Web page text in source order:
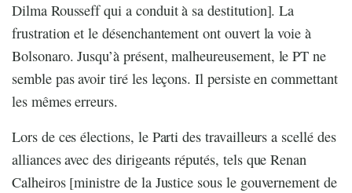
Dilma Rousseff qui a conduit à sa destitution]. La
frustration et le désenchantement ont ouvert la voie à
Bolsonaro. Jusqu’à présent, malheureusement, le PT ne
semble pas avoir tiré les leçons. Il persiste en commettant
les mêmes erreurs.
Lors de ces élections, le Parti des travailleurs a scellé des
alliances avec des dirigeants réputés, tels que Renan
Calheiros [ministre de la Justice sous le gouvernement de